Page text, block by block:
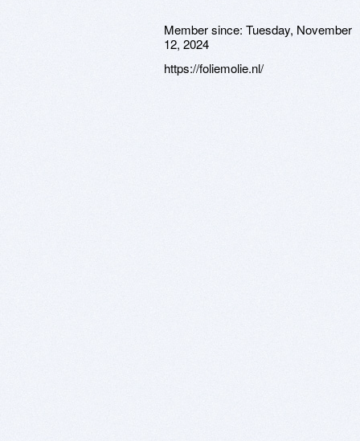
Member since: Tuesday, November
12, 2024
https://foliemolie.nl/